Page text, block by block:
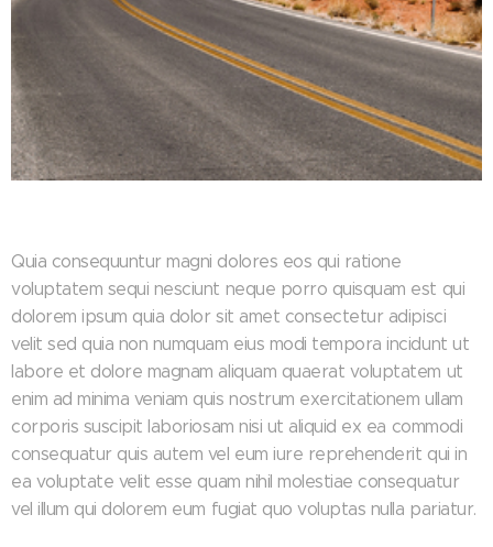
Quia consequuntur magni dolores eos qui ratione
voluptatem sequi nesciunt neque porro quisquam est qui
dolorem ipsum quia dolor sit amet consectetur adipisci
velit sed quia non numquam eius modi tempora incidunt ut
labore et dolore magnam aliquam quaerat voluptatem ut
enim ad minima veniam quis nostrum exercitationem ullam
corporis suscipit laboriosam nisi ut aliquid ex ea commodi
consequatur quis autem vel eum iure reprehenderit qui in
ea voluptate velit esse quam nihil molestiae consequatur
vel illum qui dolorem eum fugiat quo voluptas nulla pariatur.